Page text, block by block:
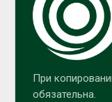
При
обязательна.